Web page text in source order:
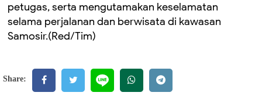
petugas, serta mengutamakan keselamatan
selama perjalanan dan berwisata di kawasan
Samosir.(Red/Tim)
Share: